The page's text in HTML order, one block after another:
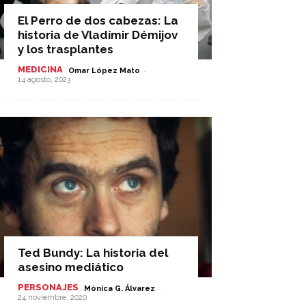
El Perro de dos cabezas: La
historia de Vladímir Démijov
y los trasplantes
MEDICINA Omar López Mato -
14 agosto, 2023
Ted Bundy: La historia del
asesino mediático
PERSONAJES Mónica G. Álvarez -
24 noviembre, 2020